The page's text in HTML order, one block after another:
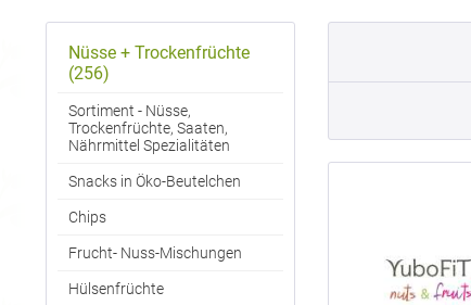
Nüsse + Trockenfrüchte
(256)
Sortiment - Nüsse,
Trockenfrüchte, Saaten,
Nährmittel Spezialitäten
Snacks in Öko-Beutelchen
Chips
Frucht- Nuss-Mischungen
Hülsenfrüchte